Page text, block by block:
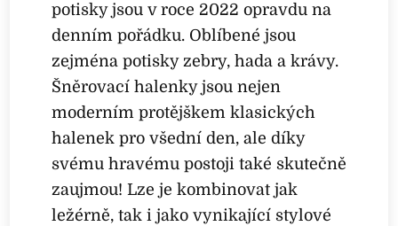
potisky jsou v roce 2022 opravdu na
denním pořádku. Oblíbené jsou
zejména potisky zebry, hada a krávy.
Šněrovací halenky jsou nejen
moderním protějškem klasických
halenek pro všední den, ale díky
svému hravému postoji také skutečně
zaujmou! Lze je kombinovat jak
ležérně, tak i jako vynikající stylové